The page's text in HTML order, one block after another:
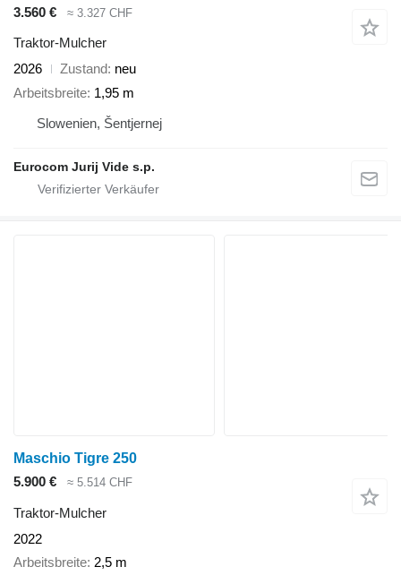
3.560 €
≈ 3.327 CHF
Traktor-Mulcher
2026
Zustand
neu
Arbeitsbreite 1,95 m
Slowenien, Šentjernej
Eurocom Jurij Vide s.p.
Maschio Tigre 250
5.900 €
≈ 5.514 CHF
Traktor-Mulcher
2022
Arbeitsbreite 2,5 m